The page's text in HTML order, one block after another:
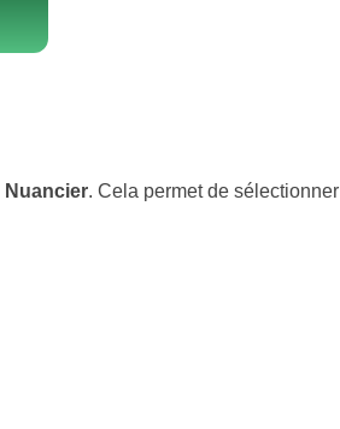
Nuancier. Cela permet de sélectionner